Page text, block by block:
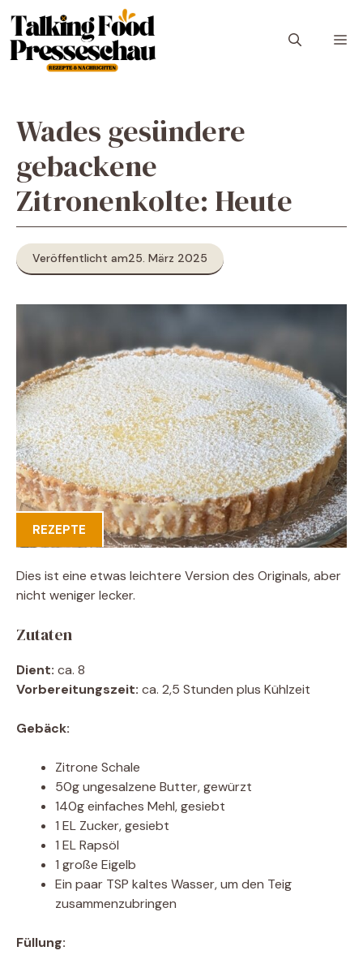
Inhalt
springen
Wades gesündere
gebackene
Zitronenkolte: Heute
Veröffentlicht am25. März 2025
REZEPTE
Dies ist eine etwas leichtere Version des Originals, aber
nicht weniger lecker.
Zutaten
Dient: ca. 8
Vorbereitungszeit: ca. 2,5 Stunden plus Kühlzeit
Gebäck:
Zitrone Schale
50g ungesalzene Butter, gewürzt
140g einfaches Mehl, gesiebt
1 EL Zucker, gesiebt
1 EL Rapsöl
1 große Eigelb
Ein paar TSP kaltes Wasser, um den Teig
zusammenzubringen
Füllung: